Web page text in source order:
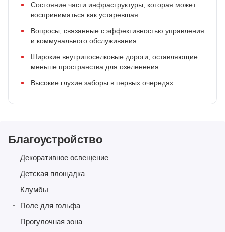
Состояние части инфраструктуры, которая может
восприниматься как устаревшая.
Вопросы, связанные с эффективностью управления
и коммунального обслуживания.
Широкие внутрипоселковые дороги, оставляющие
меньше пространства для озеленения.
Высокие глухие заборы в первых очередях.
Благоустройство
Декоративное освещение
Детская площадка
Клумбы
Поле для гольфа
Прогулочная зона